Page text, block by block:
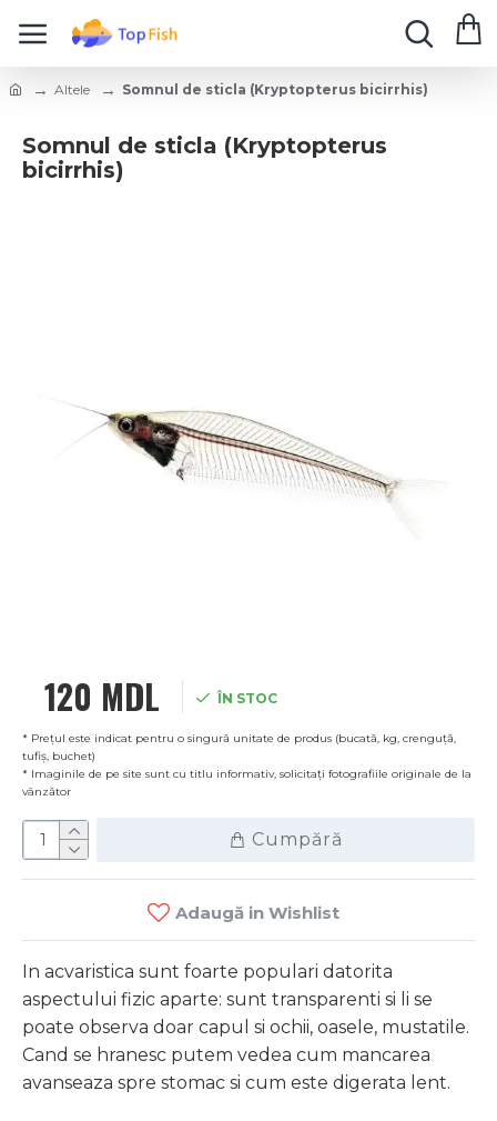
Altele Somnul de sticla (Kryptopterus bicirrhis)
Somnul de sticla (Kryptopterus
bicirrhis)
120 MDL ÎN STOC
* Prețul este indicat pentru o singură unitate de produs (bucată, kg, crenguță,
tufiș, buchet)
* Imaginile de pe site sunt cu titlu informativ, solicitați fotografiile originale de la
vânzător
Cumpără
Adaugă in Wishlist
In acvaristica sunt foarte populari datorita
aspectului fizic aparte: sunt transparenti si li se
poate observa doar capul si ochii, oasele, mustatile.
Cand se hranesc putem vedea cum mancarea
avanseaza spre stomac si cum este digerata lent.